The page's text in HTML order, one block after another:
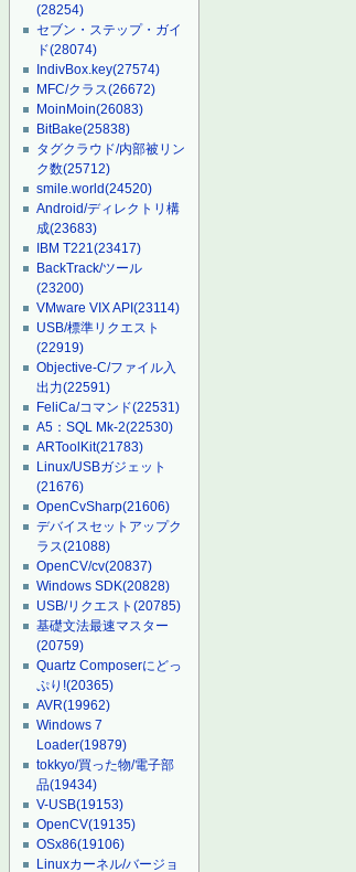
(28254)
セブン・ステップ・ガイ
ド(28074)
IndivBox.key(27574)
MFC/クラス(26672)
MoinMoin(26083)
BitBake(25838)
タグクラウド/内部被リン
ク数(25712)
smile.world(24520)
Android/ディレクトリ構
成(23683)
IBM T221(23417)
BackTrack/ツール
(23200)
VMware VIX API(23114)
USB/標準リクエスト
(22919)
Objective-C/ファイル入
出力(22591)
FeliCa/コマンド(22531)
A5：SQL Mk-2(22530)
ARToolKit(21783)
Linux/USBガジェット
(21676)
OpenCvSharp(21606)
デバイスセットアップク
ラス(21088)
OpenCV/cv(20837)
Windows SDK(20828)
USB/リクエスト(20785)
基礎文法最速マスター
(20759)
Quartz Composerにどっ
ぷり!(20365)
AVR(19962)
Windows 7
Loader(19879)
tokkyo/買った物/電子部
品(19434)
V-USB(19153)
OpenCV(19135)
OSx86(19106)
Linuxカーネル/バージョ